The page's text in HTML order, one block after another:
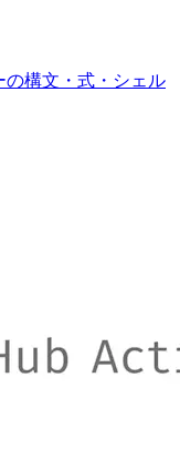
構文・式・シェル